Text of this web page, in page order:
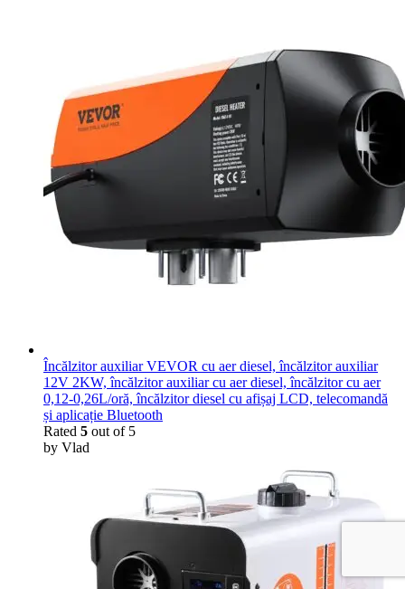
Încălzitor auxiliar VEVOR cu aer diesel, încălzitor auxiliar
12V 2KW, încălzitor auxiliar cu aer diesel, încălzitor cu aer
0,12-0,26L/oră, încălzitor diesel cu afișaj LCD, telecomandă
și aplicație Bluetooth
Rated 5 out of 5
by Vlad